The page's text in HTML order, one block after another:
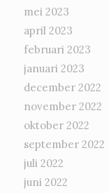
mei 2023
april 2023
februari 2023
januari 2023
december 2022
november 2022
oktober 2022
september 2022
juli 2022
juni 2022